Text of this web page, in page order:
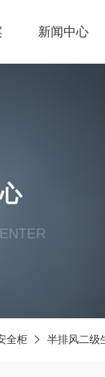
新闻中心
全柜 半排风二级